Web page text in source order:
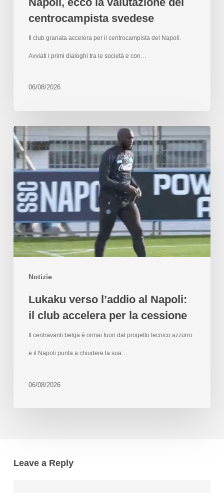
centrocampista svedese
Il club granata accelera per il centrocampista del Napoli.
Avviati i primi dialoghi tra le società e con…
06/08/2026
Notizie
Lukaku verso l’addio al Napoli:
il club accelera per la cessione
Il centravanti belga è ormai fuori dal progetto tecnico azzurro
e il Napoli punta a chiudere la sua…
06/08/2026
Leave a Reply